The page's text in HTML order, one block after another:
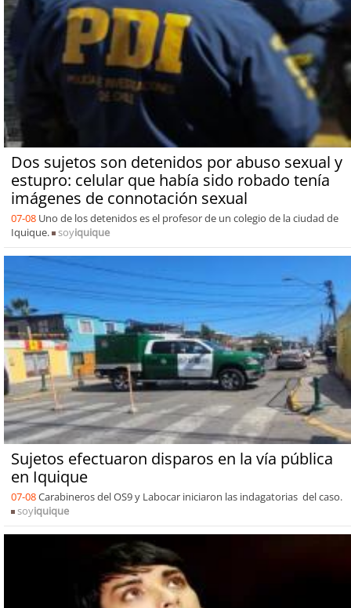
Dos sujetos son detenidos por abuso sexual y
estupro: celular que había sido robado tenía
imágenes de connotación sexual
07-08 Uno de los detenidos es el profesor de un colegio de la ciudad de
Iquique.
soyiquique
Sujetos efectuaron disparos en la vía pública
en Iquique
07-08Carabineros del OS9 y Labocar iniciaron las indagatorias del caso.
soyiquique